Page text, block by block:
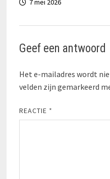
7 mei 2026
Geef een antwoord
Het e-mailadres wordt
velden zijn gemarkeerd
REACTIE *